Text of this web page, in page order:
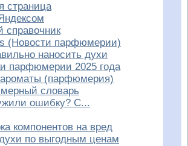
страница
справочник
(Новости парфюмерии)
наносить духи
парфюмерии 2025 года
(парфюмерия)
словарь
ошибку? С...
компонентов на вред
по выгодным ценам